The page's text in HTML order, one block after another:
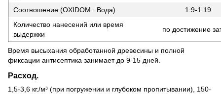
Соотношение (OXIDOM : Вода)
1:9-1:19
Количество нанесений или время
выдержки
по достижение
Время высыхания обработанной древесины и полной
фиксации антисептика занимает до 9-15 дней.
Расход.
1,5-3,6 кг./м³ (при погружении и глубоком пропитывании), 150-